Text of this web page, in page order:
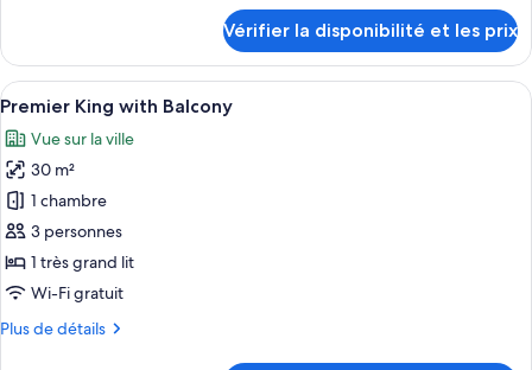
»
avec
lits
jumeaux
le
type
de
Chambre
«
Premier
avec
lits
jumeaux
Vérifier la disponibilité et les prix
Afficher
toutes
les
photos
pour
ce
type
de
chambre :
Premier
Une chambre d’hôtel avec un
4
Premier King with Balcony
Vue sur la ville
30 m²
1 chambre
3 personnes
1 très grand lit
Wi-Fi gratuit
Plus de détails
Plus